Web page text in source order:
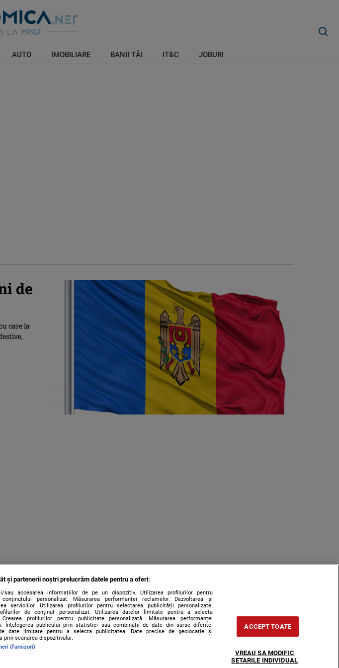
AUTO IMOBILIARE BANII TĂI IT&C JOBURI
de
care la
și partenerii noștri prelucrăm datele pentru a oferi:
sau accesarea informațiilor de pe un dispozitiv. Utilizarea profilurilor pentru
conținutului personalizat. Măsurarea performanței reclamelor. Dezvoltarea și
serviciilor. Utilizarea profilurilor pentru selectarea publicității personalizate.
de conținut personalizat. Utilizarea datelor limitate pentru a selecta
Crearea profilurilor pentru publicitate personalizată. Măsurarea performanței
Înțelegerea publicului prin statistici sau combinații de date din surse diferite.
date limitate pentru a selecta publicitatea. Date precise de geolocație și
prin scanarea dispozitivului.
(furnizori)
ACCEPT TOATE
VREAU SA MODIFIC
SETARILE INDIVIDUAL